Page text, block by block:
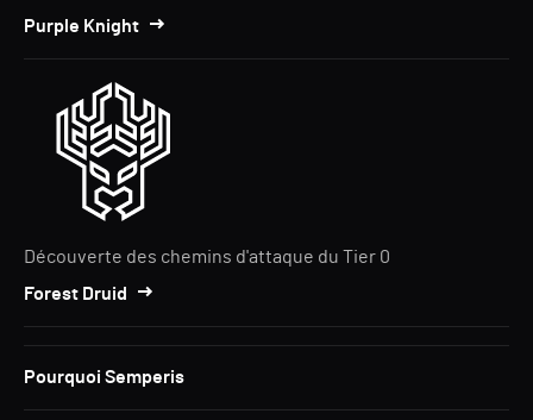
Purple Knight
Découverte des chemins d'attaque du Tier 0
Forest Druid
Pourquoi Semperis